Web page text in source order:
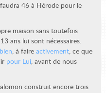
46 à Hérode pour le
maison sans toutefois
ans lui sont nécessaires.
bien , à faire activement , ce que
pour Lui , avant de nous
construit encore trois